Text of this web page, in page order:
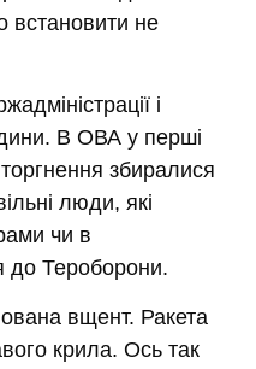
встановити не
і
В ОВА у перші
збиралися
люди, які
чи в
до Тероборони.
вщент. Ракета
крила. Ось так